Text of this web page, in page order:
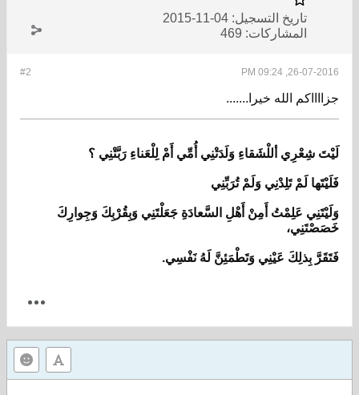
تاريخ التسجيل: 04-11-2015
المشاركات: 469
#2 26-07-2016, 09:24 PM
جزااااكم الله خيرا.......
لَيْتَ شِعْرِي أللْشَقاءِ وَلَدَتْنِي أُمِّي أَمْ لِلْعَناءِ رَبَّتْنِي ؟
فَلَيْتَها لَمْ تَلِدْنِي وَلَمْ تُرَبِّنِي
وَلَيْتَنِي عَلِمْتُ أَمِنْ أَهْلِ السَّعادَةِ جَعَلْتَنِي وَبِقُرْبِكَ وَجِوارِكَ
خَصَصْتَنِي،
فَتَقَرَّ بِذلِكَ عَيْنِي وَتَطْمَئِنَّ لَهُ نَفْسِي.